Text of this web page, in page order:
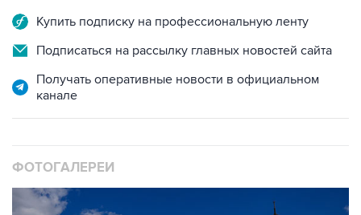
Купить подписку на профессиональную ленту
Подписаться на рассылку главных новостей сайта
Получать оперативные новости в официальном
канале
ФОТОГАЛЕРЕИ